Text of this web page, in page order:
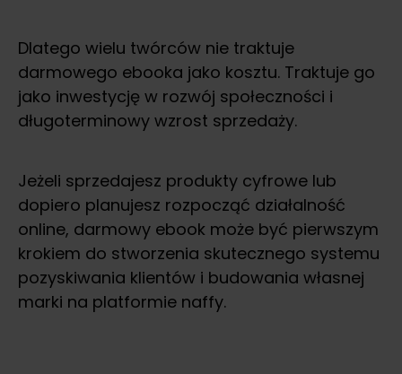
Dlatego wielu twórców nie traktuje
darmowego ebooka jako kosztu. Traktuje go
jako inwestycję w rozwój społeczności i
długoterminowy wzrost sprzedaży.
Jeżeli sprzedajesz produkty cyfrowe lub
dopiero planujesz rozpocząć działalność
online, darmowy ebook może być pierwszym
krokiem do stworzenia skutecznego systemu
pozyskiwania klientów i budowania własnej
marki na platformie naffy.